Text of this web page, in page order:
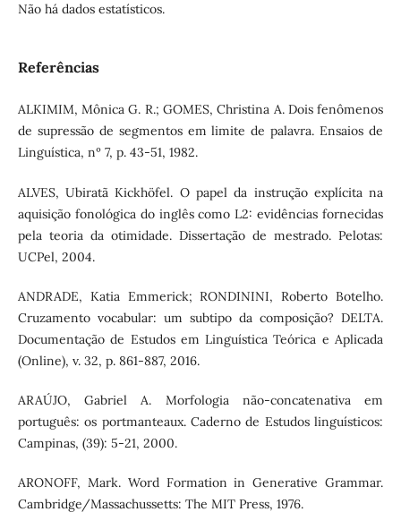
Não há dados estatísticos.
Referências
ALKIMIM, Mônica G. R.; GOMES, Christina A. Dois fenômenos
de supressão de segmentos em limite de palavra. Ensaios de
Linguística, nº 7, p. 43-51, 1982.
ALVES, Ubiratã Kickhöfel. O papel da instrução explícita na
aquisição fonológica do inglês como L2: evidências fornecidas
pela teoria da otimidade. Dissertação de mestrado. Pelotas:
UCPel, 2004.
ANDRADE, Katia Emmerick; RONDININI, Roberto Botelho.
Cruzamento vocabular: um subtipo da composição? DELTA.
Documentação de Estudos em Linguística Teórica e Aplicada
(Online), v. 32, p. 861-887, 2016.
ARAÚJO, Gabriel A. Morfologia não-concatenativa em
português: os portmanteaux. Caderno de Estudos linguísticos:
Campinas, (39): 5-21, 2000.
ARONOFF, Mark. Word Formation in Generative Grammar.
Cambridge/Massachussetts: The MIT Press, 1976.